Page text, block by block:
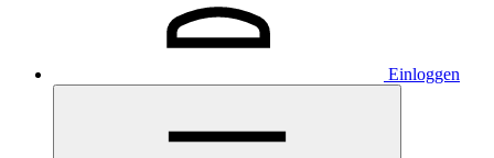
Einloggen